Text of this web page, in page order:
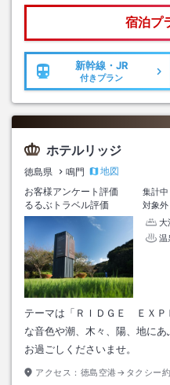
宿泊プ
新幹線・JR
付きプラン
ホテルリッジ
徳島県 鳴門
地図
お客様アンケート評価
集計中
るるぶトラベル評価
対象外
大
温
テーマは「ＲＩＤＧＥ ＥＸＰ
な音色や潮、木々、陽、地に
お過ごしくださいませ。
アクセス： 徳島空港→タクシー